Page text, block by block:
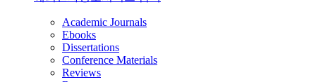
Academic Journals
Ebooks
Dissertations
Conference Materials
Reviews